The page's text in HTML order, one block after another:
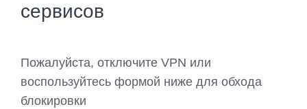
сервисов
Пожалуйста, отключите VPN или
воспользуйтесь формой ниже для обхода
блокировки